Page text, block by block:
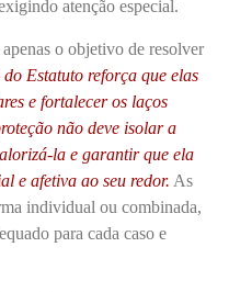
atenção especial.
o objetivo de resolver
Estatuto reforça que elas
e fortalecer os laços
não deve isolar a
la e garantir que ela
e afetiva ao seu redor. As
individual ou combinada,
para cada caso e